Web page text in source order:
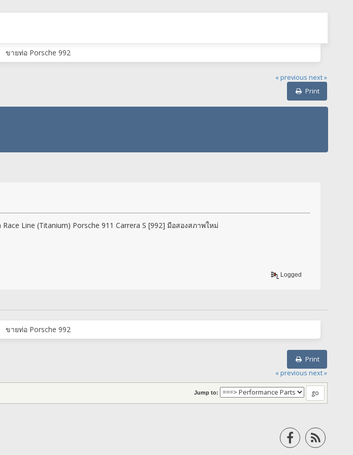
ขายท่อ Porsche 992
« previous next »
Print
Line (Titanium) Porsche 911 Carrera S [992] มือสองสภาพใหม่
Logged
ขายท่อ Porsche 992
Print
« previous next »
Jump to: